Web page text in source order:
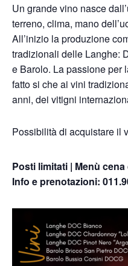
Un grande vino nasce
terreno, clima, mano
All’inizio la produzione
tradizionali delle Langhe:
e Barolo. La passione per
fatto si che ai vini
anni, dei vitigni
Possibilità di acquistare il
Posti limitati | Menù
Info e prenotazioni: